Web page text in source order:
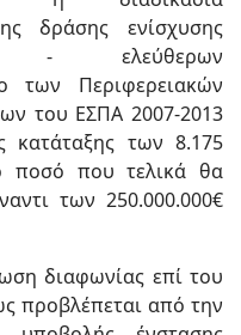
δράσης ενίσχυσης
- ελεύθερων
των Περιφερειακών
του ΕΣΠΑ 2007-2013
κατάταξης των 8.175
ποσό που τελικά θα
των 250.000.000€
διαφωνίας επί του
προβλέπεται από την